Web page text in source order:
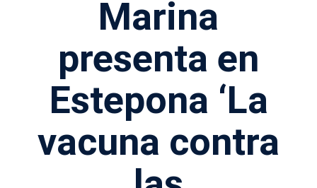
Marina
presenta en
Estepona ‘La
vacuna contra